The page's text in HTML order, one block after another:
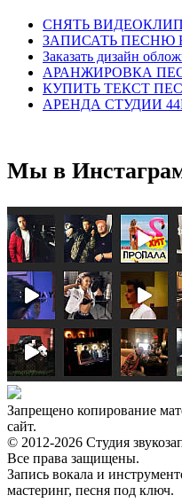
СНЯТЬ ВИДЕОКЛИП
ЗАПИСАТЬ ПЕСНЮ
Заказать дизайн
АРАНЖИРОВКА
КУПИТЬ ТЕКСТ
АРЕНДА СТУДИИ
Мы в
Запрещено копирование
сайт.
© 2012-2026 Студия
Все права защищены.
Запись вокала и
мастеринг, песня под ключ.